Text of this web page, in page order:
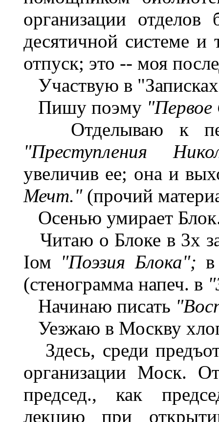
организации отделов
десятичной системе
отпуск; это -- моя
Участвую в
Пишу поэму
Отделываю к
"Преступления
увеличив ее; она и
Мечт." (прочий
Осенью умирает
Читаю о Блоке в 3х
Iом "Поэзия Блока";
(стенограмма напеч. в
Начинаю писать
Уезжаю в Москву
Здесь, среди
организации Моск.
председ., как
лекцию при